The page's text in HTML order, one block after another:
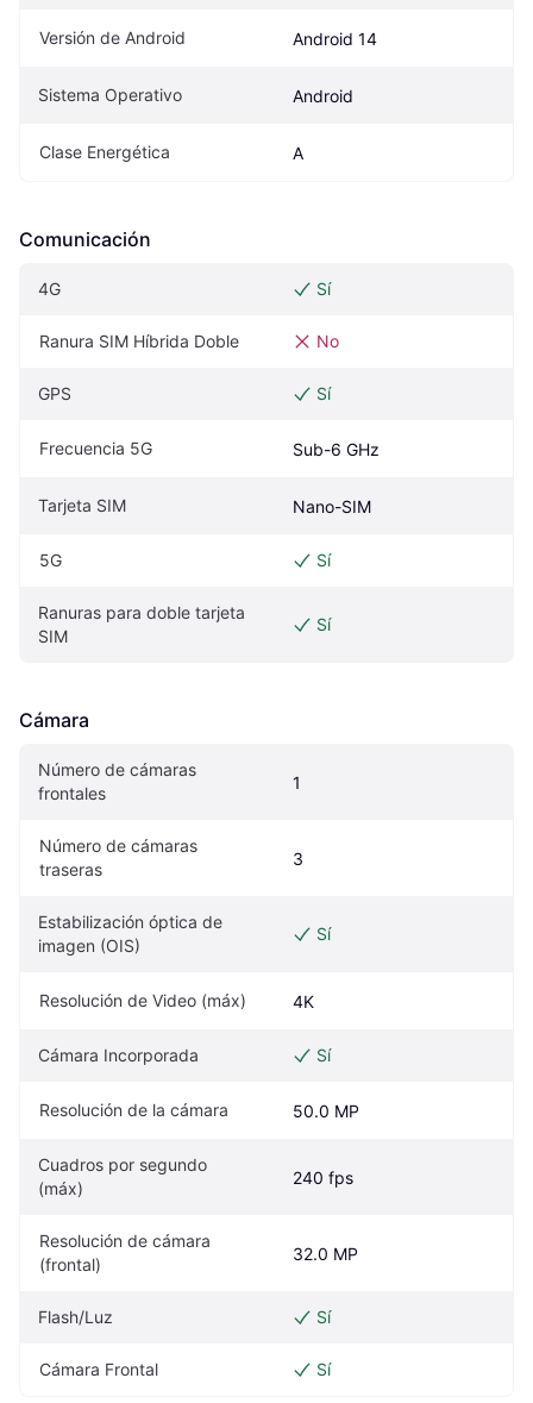
Versión de Android Android 14
Sistema Operativo Android
Clase Energética A
Comunicación
4G Sí
Ranura SIM Híbrida Doble No
GPS Sí
Frecuencia 5G Sub-6 GHz
Tarjeta SIM Nano-SIM
5G Sí
Ranuras para doble tarjeta
SIM
Sí
Cámara
Número de cámaras
frontales
1
Número de cámaras
traseras
3
Estabilización óptica de
imagen (OIS)
Sí
Resolución de Video (máx) 4K
Cámara Incorporada Sí
Resolución de la cámara 50.0 MP
Cuadros por segundo
(máx)
240 fps
Resolución de cámara
(frontal)
32.0 MP
Flash/Luz Sí
Cámara Frontal Sí